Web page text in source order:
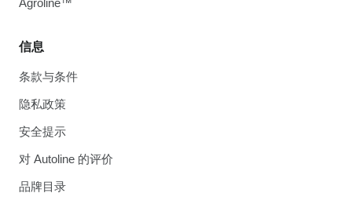
信息
条款与条件
隐私政策
安全提示
对 Autoline 的评价
品牌目录
Agroline™